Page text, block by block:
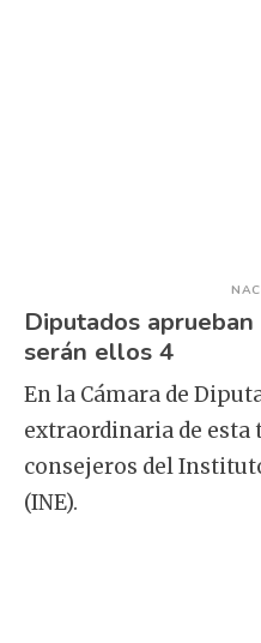
Diputados
serán ellos 4
En la Cámara de
extraordinaria de esta
consejeros del
(INE).